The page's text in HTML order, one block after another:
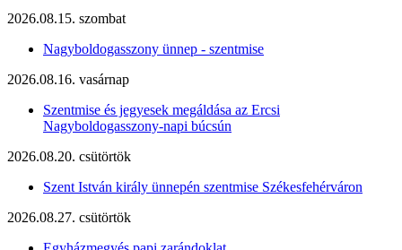
2026.08.15. szombat
Nagyboldogasszony ünnep - szentmise
2026.08.16. vasárnap
Szentmise és jegyesek megáldása az Ercsi
Nagyboldogasszony-napi búcsún
2026.08.20. csütörtök
Szent István király ünnepén szentmise Székesfehérváron
2026.08.27. csütörtök